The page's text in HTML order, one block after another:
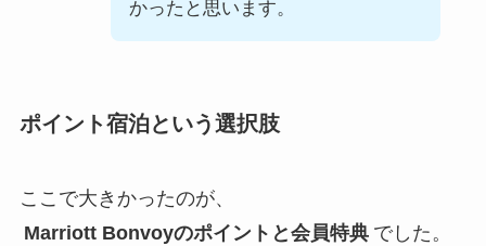
かったと思います。
ポイント宿泊という選択肢
ここで大きかったのが、
Marriott Bonvoyのポイントと会員特典 でした。